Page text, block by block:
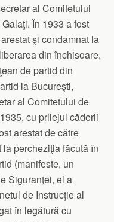
al Comitetului
În 1933 a fost
şi condamnat la
din închisoare,
de partid din
la Bucureşti,
al Comitetului de
cu prilejul căderii
arestat de către
percheziţia făcută în
(manifeste, un
Siguranţei, el a
de Instrucţie al
în legătură cu